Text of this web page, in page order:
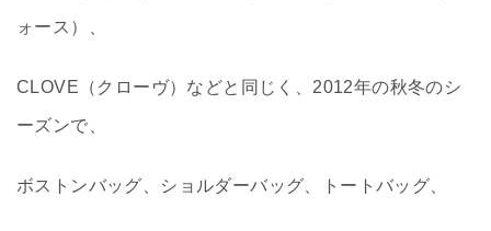
ォース）、
CLOVE（クローヴ）などと同じく、2012年の秋冬のシ
ーズンで、
ボストンバッグ、ショルダーバッグ、トートバッグ、